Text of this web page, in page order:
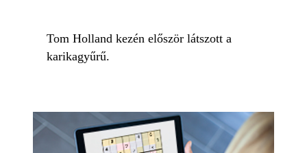
Tom Holland kezén először látszott a
karikagyűrű.